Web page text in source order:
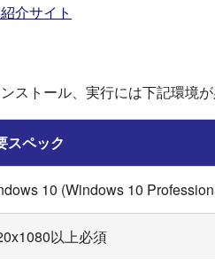
介サイト
ストール、実行には下記環境が
スペック
10 (Windows 10
以上必須